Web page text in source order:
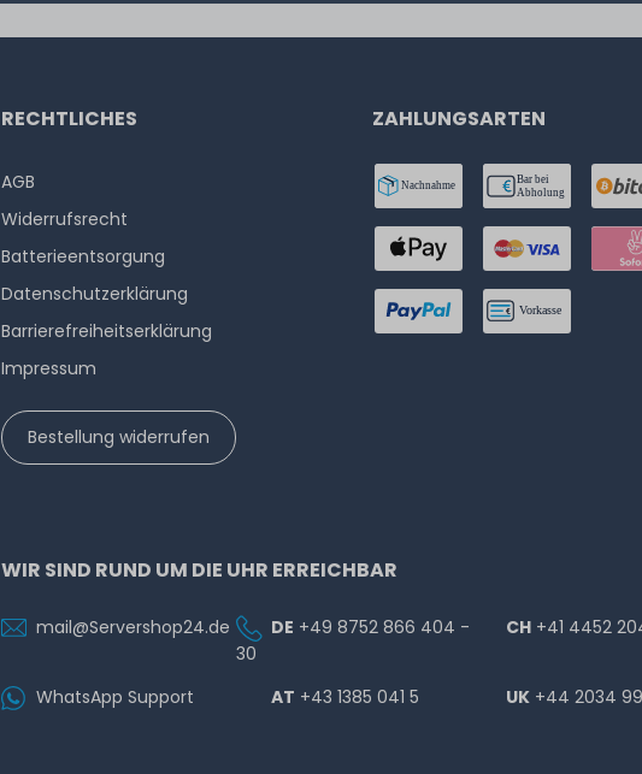
RECHTLICHES
AGB
Widerrufs­recht
Batterieentsorgung
Datenschutzerklärung
Barrierefreiheitserklärung
Impressum
Bestellung widerrufen
ZAHLUNGSARTEN
WIR SIND RUND UM DIE UHR ERREICHBAR
mail@Servershop24.de DE +49 8752 866 404 -
30
CH +41 4452
WhatsApp Support AT +43 1385 041 5 UK +44 2034